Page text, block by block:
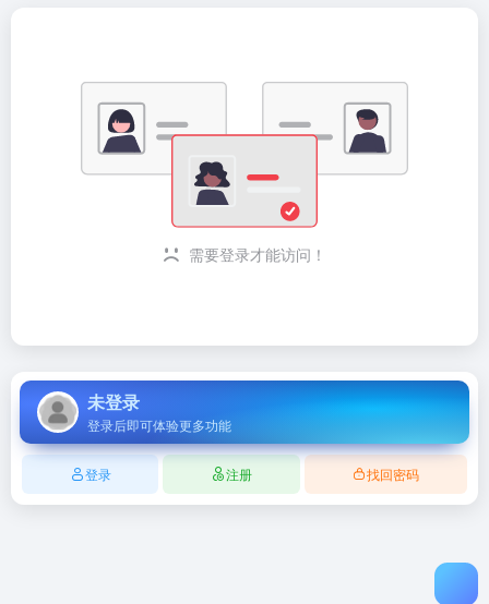
需要登录才能访问！
未登录
登录后即可体验更多功能
登录 注册 找回密码